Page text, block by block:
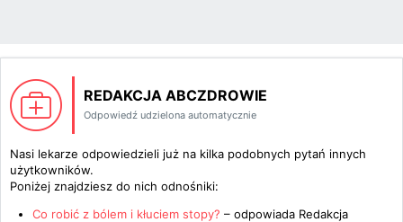
REDAKCJA ABCZDROWIE
Odpowiedź udzielona automatycznie
Nasi lekarze odpowiedzieli już na kilka podobnych pytań innych
użytkowników.
Poniżej znajdziesz do nich odnośniki:
Co robić z bólem i kłuciem stopy? – odpowiada Redakcja